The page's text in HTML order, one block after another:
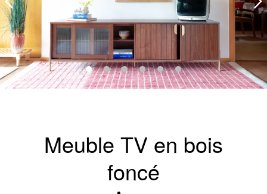
Meuble TV en bois
foncé